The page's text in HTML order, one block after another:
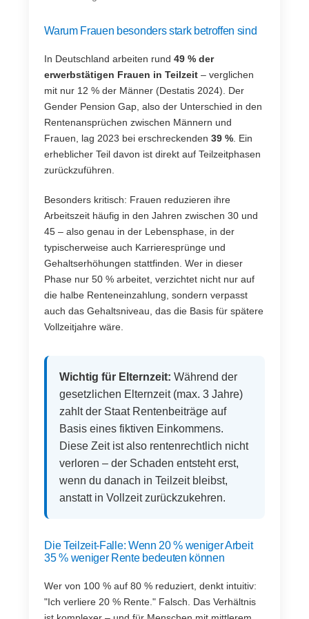
Warum Frauen besonders stark betroffen sind
In Deutschland arbeiten rund49 % der
erwerbstätigen Frauen in Teilzeit – verglichen
mit nur 12 % der Männer (Destatis 2024). Der
Gender Pension Gap, also der Unterschied in den
Rentenansprüchen zwischen Männern und
Frauen, lag 2023 bei erschreckenden39 %. Ein
erheblicher Teil davon ist direkt auf Teilzeitphasen
zurückzuführen.
Besonders kritisch: Frauen reduzieren ihre
Arbeitszeit häufig in den Jahren zwischen 30 und
45 – also genau in der Lebensphase, in der
typischerweise auch Karrieresprünge und
Gehaltserhöhungen stattfinden. Wer in dieser
Phase nur 50 % arbeitet, verzichtet nicht nur auf
die halbe Renteneinzahlung, sondern verpasst
auch das Gehaltsniveau, das die Basis für spätere
Vollzeitjahre wäre.
Wichtig für Elternzeit: Während der
gesetzlichen Elternzeit (max. 3 Jahre)
zahlt der Staat Rentenbeiträge auf
Basis eines fiktiven Einkommens.
Diese Zeit ist also rentenrechtlich nicht
verloren – der Schaden entsteht erst,
wenn du danach in Teilzeit bleibst,
anstatt in Vollzeit zurückzukehren.
Die Teilzeit-Falle: Wenn 20 % weniger Arbeit
35 % weniger Rente bedeuten können
Wer von 100 % auf 80 % reduziert, denkt intuitiv:
"Ich verliere 20 % Rente." Falsch. Das Verhältnis